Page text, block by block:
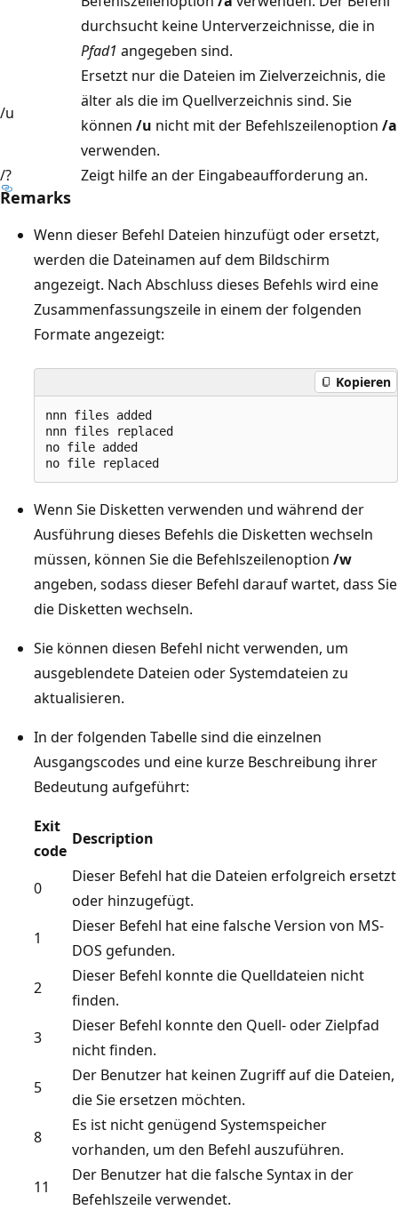
durchsucht keine Unterverzeichnisse, die in
Pfad1 angegeben sind.
/u
Ersetzt nur die Dateien im Zielverzeichnis, die
älter als die im Quellverzeichnis sind. Sie
können /u nicht mit der Befehlszeilenoption /a
verwenden.
/?
Zeigt hilfe an der Eingabeaufforderung an.
Remarks
Wenn dieser Befehl Dateien hinzufügt oder ersetzt,
werden die Dateinamen auf dem Bildschirm
angezeigt. Nach Abschluss dieses Befehls wird eine
Zusammenfassungszeile in einem der folgenden
Formate angezeigt:
Kopieren
nnn files added
nnn files replaced
no file added
Wenn Sie Disketten verwenden und während der
Ausführung dieses Befehls die Disketten wechseln
müssen, können Sie die Befehlszeilenoption /w
angeben, sodass dieser Befehl darauf wartet, dass Sie
die Disketten wechseln.
Sie können diesen Befehl nicht verwenden, um
ausgeblendete Dateien oder Systemdateien zu
aktualisieren.
In der folgenden Tabelle sind die einzelnen
Ausgangscodes und eine kurze Beschreibung ihrer
Bedeutung aufgeführt:
Exit
code
Description
0
Dieser Befehl hat die Dateien erfolgreich ersetzt
oder hinzugefügt.
1
Dieser Befehl hat eine falsche Version von MS-
DOS gefunden.
2
Dieser Befehl konnte die Quelldateien nicht
finden.
3
Dieser Befehl konnte den Quell- oder Zielpfad
nicht finden.
5
Der Benutzer hat keinen Zugriff auf die Dateien,
die Sie ersetzen möchten.
8
Es ist nicht genügend Systemspeicher
vorhanden, um den Befehl auszuführen.
11
Der Benutzer hat die falsche Syntax in der
Befehlszeile verwendet.